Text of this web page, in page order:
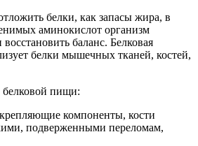
белки, как запасы жира, в
аминокислот организм
баланс. Белковая
белки мышечных тканей, костей,
белковой пищи:
компоненты, кости
подверженными переломам,